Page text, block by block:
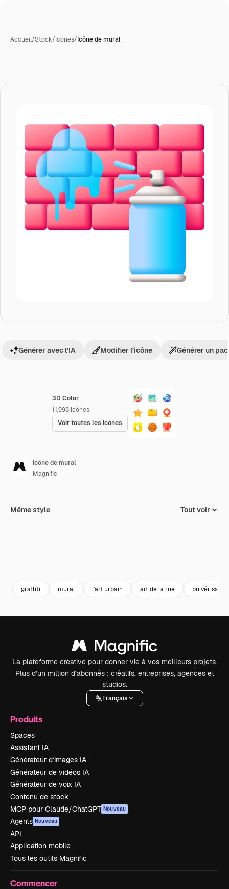
Accueil/Stock/Icônes/Icône de mural
3D Color
11,998 Icônes
Voir toutes les icônes
Générer avec l’IA Modifier l’icône Générer un
Icône de mural
Magnific
Même style Tout voir
graffiti mural l'art urbain art de la rue
La plateforme créative pour donner vie à vos meilleurs projets.
Plus d’un million d’abonnés : créatifs, entreprises, agences et
studios.
Français
Produits
Spaces
Assistant IA
Générateur d’images IA
Générateur de vidéos IA
Générateur de voix IA
Contenu de stock
MCP pour Claude/ChatGPT Nouveau
Agents Nouveau
API
Application mobile
Tous les outils Magnific
Commencer